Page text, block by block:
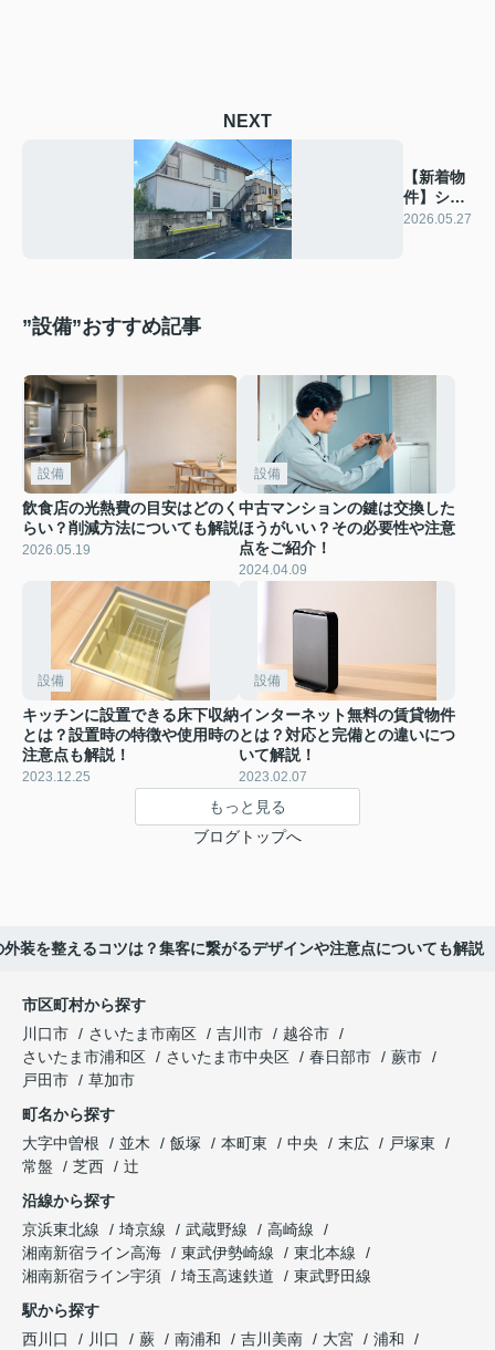
NEXT
【新着物
件】シス
ターハウ
2026.05.27
”設備”おすすめ記事
設備
飲食店の光熱費の目安はどのく
らい？削減方法についても解説
2026.05.19
設備
中古マンションの鍵は交換した
ほうがいい？その必要性や注意
点をご紹介！
2024.04.09
設備
キッチンに設置できる床下収納
とは？設置時の特徴や使用時の
注意点も解説！
2023.12.25
設備
インターネット無料の賃貸物件
とは？対応と完備との違いにつ
いて解説！
2023.02.07
もっと見る
ブログトップへ
外装を整えるコツは？集客に繋がるデザインや注意点についても解説
市区町村から探す
川口市
さいたま市南区 吉川市
越谷市
さいたま市浦和区
さいたま市中央区 春日部市
蕨市
戸田市
草加市
町名から探す
大字中曽根
並木 飯塚 本町東 中央 末広
戸塚東
常盤
芝西
辻
沿線から探す
京浜東北線
埼京線 武蔵野線
高崎線
湘南新宿ライン高海
東武伊勢崎線
東北本線
湘南新宿ライン宇須
埼玉高速鉄道
東武野田線
駅から探す
西川口
川口 蕨 南浦和 吉川美南 大宮
浦和